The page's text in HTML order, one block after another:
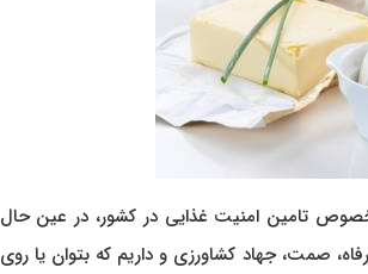
خصوص تامین امنیت غذایی در کشور، در عین حال
صمت، جهاد کشاورزی و داریم که بتوان یا روی